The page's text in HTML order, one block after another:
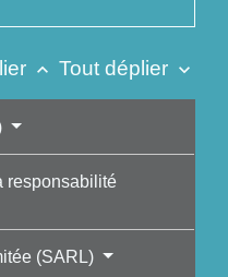
keyboard_arrow_up Tout déplier keyboard_arrow_down
responsabilité
(SARL)